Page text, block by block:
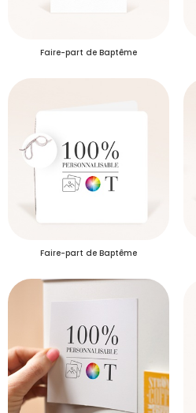
Faire-part de Baptême
Faire-part de Baptême